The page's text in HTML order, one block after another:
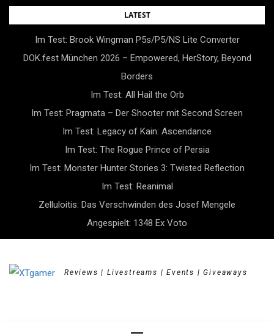
Skip
LATEST
Im Test: Brook Wingman P5s/P5/NS Lite Converter
DOK.fest München 2026 – Empowered, HerStory, Beyond
Borders
Im Test: All Hail the Orb
Im Test: Pragmata – Der Shooter mit Second Screen
Im Test: Legacy of Kain: Ascendance
Im Test: The Rogue Prince of Persia
Im Test: Monster Hunter Stories 3: Twisted Reflection
Im Test: Reanimal
Zelluloitis: Das Verschwinden des Josef Mengele
Angespielt: 1348 Ex Voto
Reviews | Livestreams | Events | Giveaways